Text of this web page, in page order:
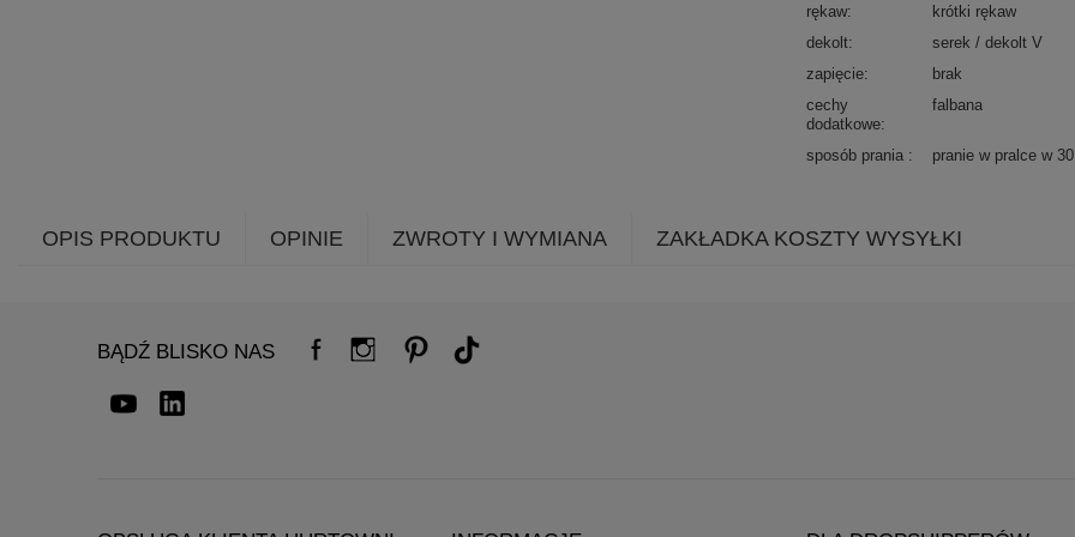
rękaw
krótki rękaw
dekolt
serek / dekolt V
zapięcie
brak
cechy
dodatkowe
falbana
sposób prania pranie w pralce w
OPIS PRODUKTU OPINIE ZWROTY I WYMIANA ZAKŁADKA KOSZTY WYSYŁKI
BĄDŹ BLISKO NAS